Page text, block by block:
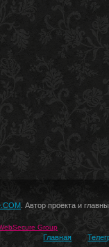
. Автор проекта и
Group
Главная